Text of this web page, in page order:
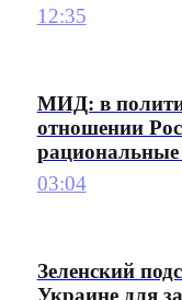
12:35
МИД: в
отношении
03:04
Зеленский
Украине для